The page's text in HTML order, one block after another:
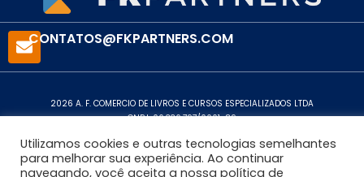
CONTATOS@FKPARTNERS.COM
2026 A. F. COMERCIO DE LIVROS E CURSOS ESPECIALIZADOS LTDA
CNPJ: 06.336.797/0001-89
Utilizamos cookies e outras tecnologias semelhantes
para melhorar sua experiência. Ao continuar
navegando, você aceita a nossa política de